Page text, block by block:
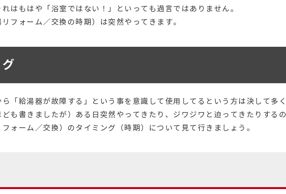
はもはや「浴室ではない！」といっても過言ではありません。
フォーム／交換の時期）は突然やってきます。
ら「給湯器が故障する」という事を意識して使用してるという方は決して多
も書きましたが）ある日突然やってきたり、ジワジワと迫ってきたりするの
ォーム／交換）のタイミング（時期）について見て行きましょう。